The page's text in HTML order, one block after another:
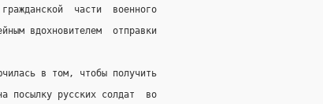
части  военного
вдохновителем  отправки
в том, чтобы получить
посылку русских солдат  во